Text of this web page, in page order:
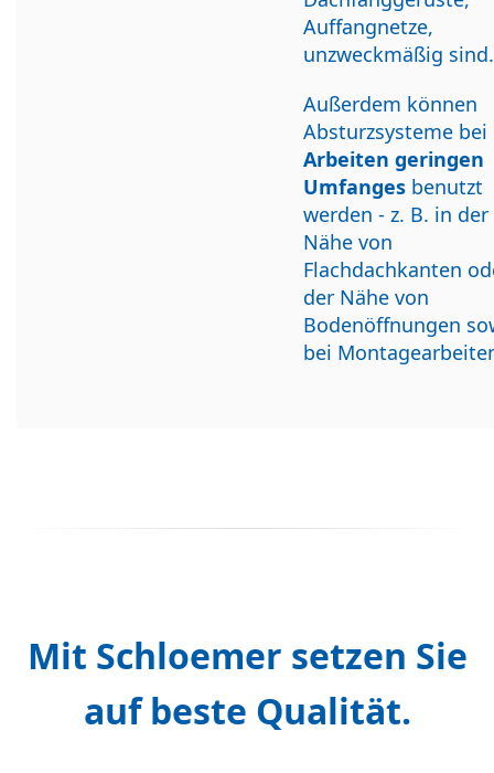
Auffangnetze,
unzweckmäßig sind.
Außerdem können
Absturzsysteme bei
Arbeiten geringen
Umfanges benutzt
werden - z. B. in der
Nähe von
Flachdachkanten
der Nähe von
Bodenöffnungen
bei
Mit Schloemer setzen Sie
auf beste Qualität.